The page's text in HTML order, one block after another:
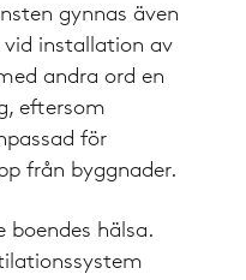
gynnas även
installation av
andra ord en
eftersom
för
från byggnader.
boendes hälsa.